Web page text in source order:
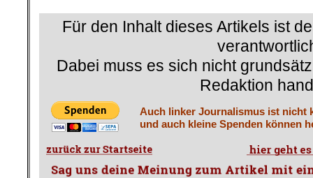
* Auch die Verbreitung
vielen
nicht einschüchtern
nun erst Recht!
Meinungsfreiheit und
dieses Recht schließt die
ungehindert anzuhängen sowie
ohne Rücksicht auf
Gedankengut zu suchen,